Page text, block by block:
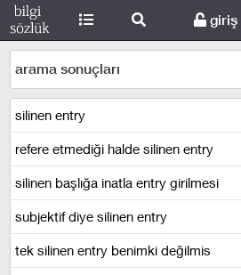
giriş
arama sonuçları
silinen entry
refere etmediği halde silinen entry
silinen başlığa inatla entry girilmesi
subjektif diye silinen entry
tek silinen entry benimki değilmis